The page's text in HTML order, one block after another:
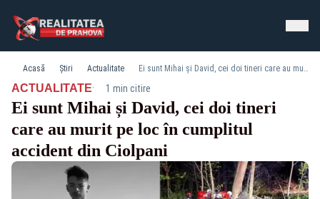
Acasă Știri Actualitate Ei sunt Mihai și David, cei doi tineri care au murit pe loc în cumplitul accident din Ciolpani
ACTUALITATE· 1 min citire
Ei sunt Mihai și David, cei doi tineri
care au murit pe loc în cumplitul
accident din Ciolpani